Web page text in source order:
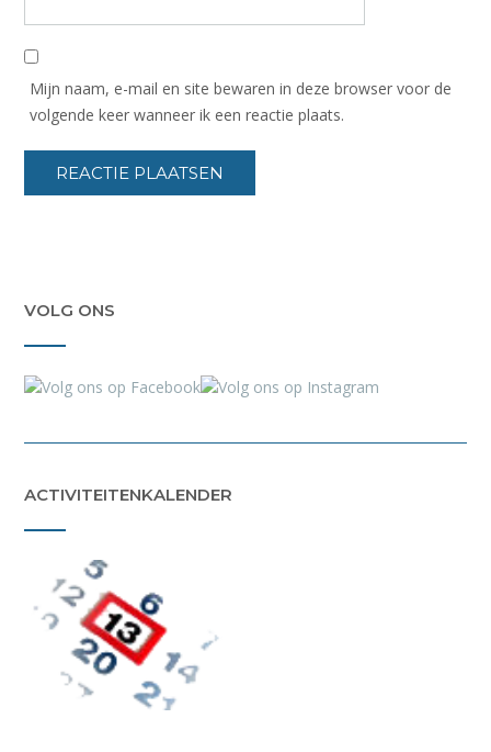
Mijn naam, e-mail en site bewaren in deze browser voor de
volgende keer wanneer ik een reactie plaats.
VOLG ONS
ACTIVITEITENKALENDER